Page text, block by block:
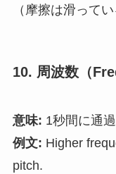
（摩擦は滑って
10. 周波数（
意味: 1秒間に通
例文: Higher
pitch.